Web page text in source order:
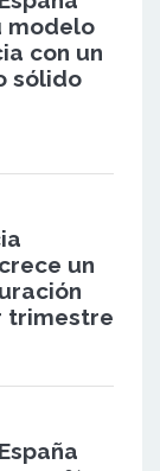
modelo
con un
sólido
un
trimestre